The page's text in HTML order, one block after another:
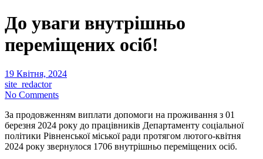
До уваги внутрішньо
переміщених осіб!
19 Квітня, 2024
site_redactor
No Comments
За продовженням виплати допомоги на проживання з 01
березня 2024 року до працівників Департаменту соціальної
політики Рівненської міської ради протягом лютого-квітня
2024 року звернулося 1706 внутрішньо переміщених осіб.